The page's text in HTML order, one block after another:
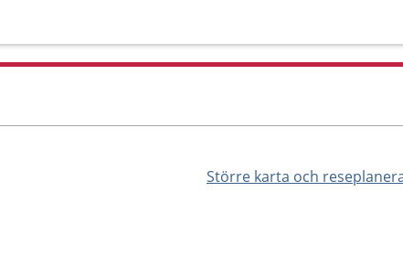
Större karta och